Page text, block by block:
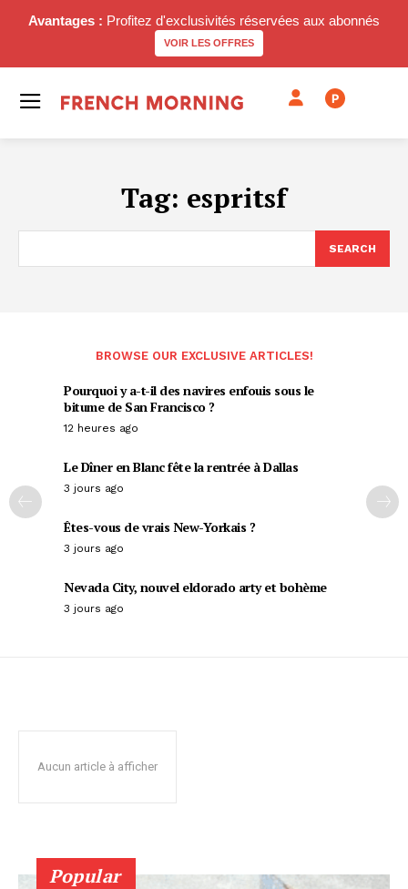
Avantages : Profitez d'exclusivités réservées aux abonnés
VOIR LES OFFRES
P
Tag: espritsf
SEARCH
BROWSE OUR EXCLUSIVE ARTICLES!
Pourquoi y a-t-il des navires enfouis sous le
bitume de San Francisco ?
12 heures ago
Le Dîner en Blanc fête la rentrée à Dallas
3 jours ago
Êtes-vous de vrais New-Yorkais ?
3 jours ago
Nevada City, nouvel eldorado arty et bohème
3 jours ago
Aucun article à afficher
Popular